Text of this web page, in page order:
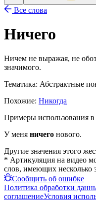
Все слова
Ничего
Ничем не выражая, не
значимого.
Тематика: Абстрактные
Похожие: Никогда
Примеры использования
У меня ничего нового.
Другие значения этого
* Артикуляция на видео
слов, имеющих несколько
Сообщить об ошибке
Политика обработки
соглашениеУсловия